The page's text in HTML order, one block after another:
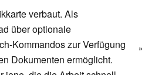
verbaut. Als
über optionale
Kommandos zur Verfügung
Dokumenten ermöglicht.